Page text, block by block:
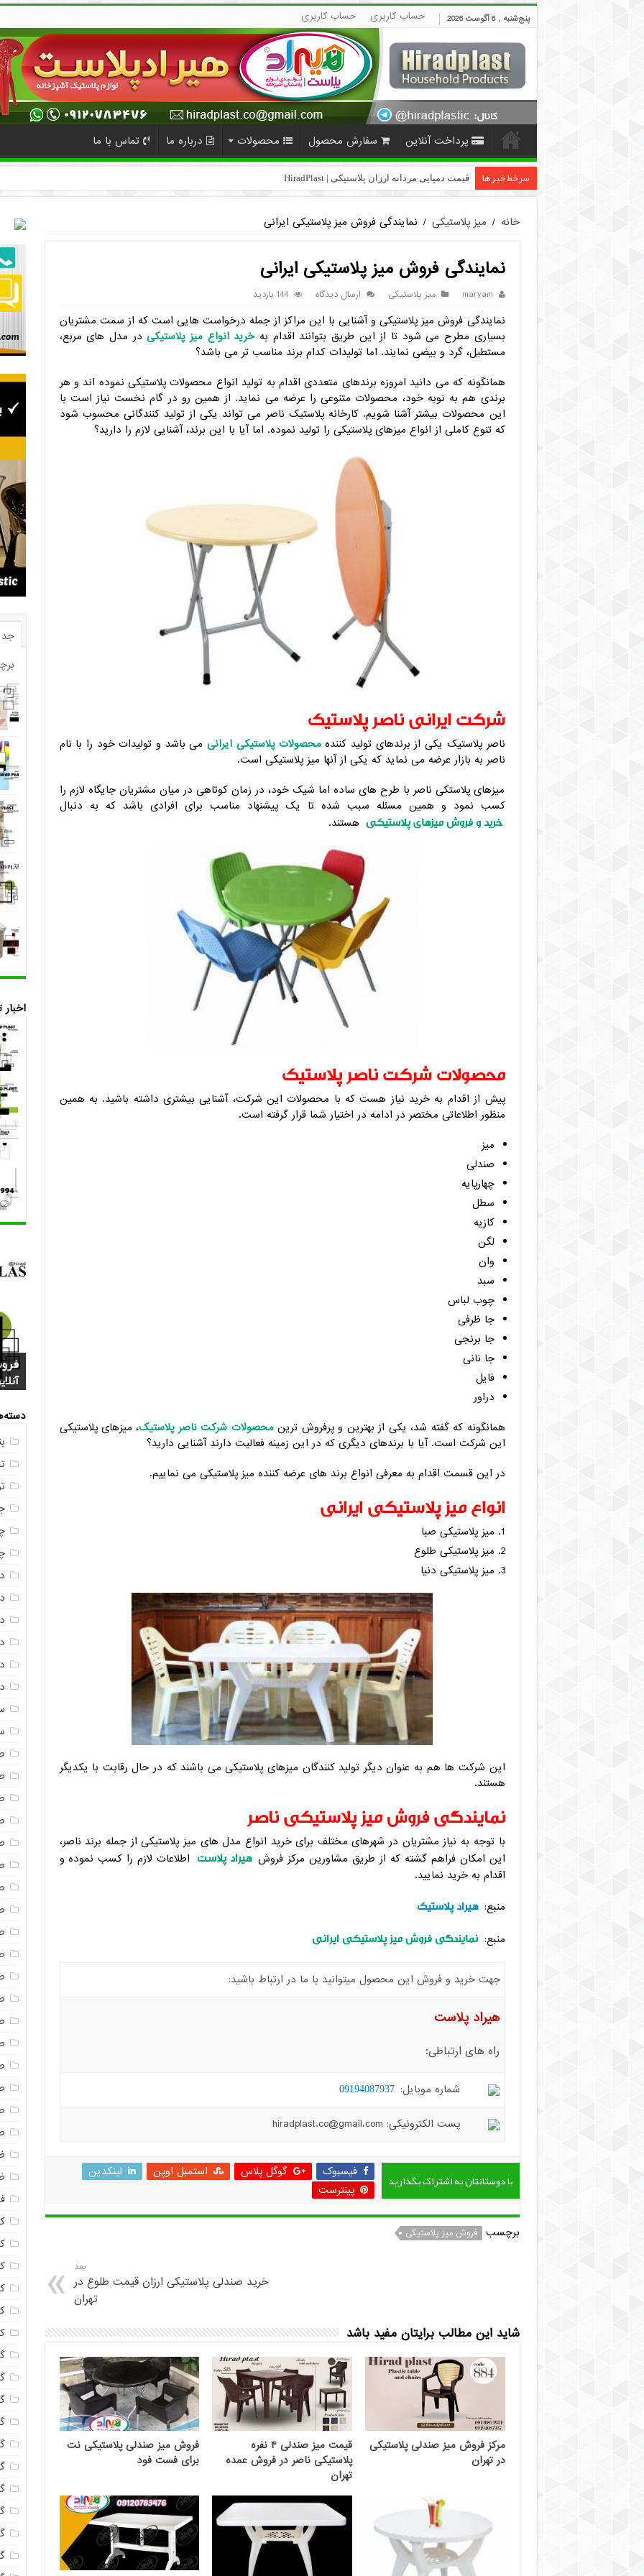
پنج‌شنبه , 6 آگوست 2026 حساب کاربری حساب کاربری
پرداخت آنلاین سفارش محصول محصولات درباره ما تماس با ما
سرخط خبرها فروش گلدان پلاستیکی گلخانه به
خانه / میز پلاستیکی / نمایندگی فروش میز پلاستیکی ایرانی
نمایندگی فروش میز پلاستیکی ایرانی
maryam میز پلاستیکی ارسال دیدگاه 144 بازدید
نمایندگی فروش میز پلاستیکی و آشنایی با این مراکز از جمله درخواست هایی است که از سمت مشتریان
بسیاری مطرح می شود تا از این طریق بتوانند اقدام بهخرید انواع میز پلاستیکیدر مدل های مربع،
مستطیل، گرد و بیضی نمایند. اما تولیدات کدام برند مناسب تر می باشد؟
همانگونه که می دانید امروزه برندهای متعددی اقدام به تولید انواع محصولات پلاستیکی نموده اند و هر
برندی هم به نوبه خود، محصولات متنوعی را عرضه می نماید. از همین رو در گام نخست نیاز است با
این محصولات بیشتر آشنا شویم. کارخانه پلاستیک ناصر می تواند یکی از تولید کنندگانی محسوب شود
که تنوع کاملی از انواع میزهای پلاستیکی را تولید نموده. اما آیا با این برند، آشنایی لازم را دارید؟
شرکت ایرانی ناصر پلاستیک
ناصر پلاستیک یکی از برندهای تولید کنندهمحصولات پلاستیکی ایرانیمی باشد و تولیدات خود را با نام
ناصر به بازار عرضه می نماید که یکی از آنها میز پلاستیکی است.
میزهای پلاستکی ناصر با طرح های ساده اما شیک خود، در زمان کوتاهی در میان مشتریان جایگاه لازم را
کسب نمود و همین مسئله سبب شده تا یک پیشنهاد مناسب برای افرادی باشد که به دنبال
خرید و فروش میزهای پلاستیکی هستند.
محصولات شرکت ناصر پلاستیک
پیش از اقدام به خرید نیاز هست که با محصولات این شرکت، آشنایی بیشتری داشته باشید. به همین
منظور اطلاعاتی مختصر در ادامه در اختیار شما قرار گرفته است.
میز
صندلی
چهارپایه
سطل
کازیه
لگن
وان
سبد
چوب لباس
جا ظرفی
جا برنجی
جا نانی
فایل
دراور
همانگونه که گفته شد، یکی از بهترین و پرفروش ترینمحصولات شرکت ناصر پلاستیک، میزهای پلاستیکی
این شرکت است. آیا با برندهای دیگری که در این زمینه فعالیت دارند آشنایی دارید؟
در این قسمت اقدام به معرفی انواع برند های عرضه کننده میز پلاستیکی می نماییم.
انواع میز پلاستیکی ایرانی
میز پلاستیکی صبا
میز پلاستیکی طلوع
میز پلاستیکی دنیا
این شرکت ها هم به عنوان دیگر تولید کنندگان میزهای پلاستیکی می باشند که در حال رقابت با یکدیگر
هستند.
نمایندگی فروش میز پلاستیکی ناصر
با توجه به نیاز مشتریان در شهرهای مختلف برای خرید انواع مدل های میز پلاستیکی از جمله برند ناصر،
این امکان فراهم گشته که از طریق مشاورین مرکز فروش هیراد پلاست اطلاعات لازم را کسب نموده و
اقدام به خرید نمایید.
منبع: هیراد پلاستیک
منبع: نمایندگی فروش میز پلاستیکی ایرانی
جهت خرید و فروش این محصول میتوانید با ما در ارتباط باشید:
هیراد پلاست
راه های ارتباطی:
شماره موبایل: 09194087937
پست الکترونیکی: hiradplast.co@gmail.com
با دوستانتان به اشتراک بگذارید فیسبوک گوگل پلاس استمبل اوپن
لینکدین
پینترست
برچسب فروش میز پلاستیکی
بعد
خرید صندلی پلاستیکی ارزان قیمت طلوع در
تهران
شاید این مطالب برایتان مفید باشد
مرکز فروش میز صندلی پلاستیکی
در تهران
قیمت میز صندلی ۴ نفره
پلاستیکی ناصر در فروش عمده
تهران
فروش میز صندلی پلاستیکی نت
برای فست فود
+